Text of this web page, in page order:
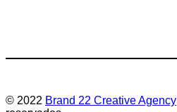
© 2022 Brand 22 Creative Agency